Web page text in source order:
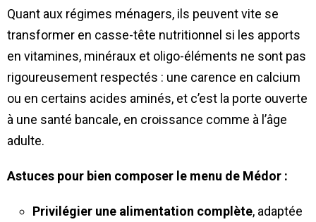
Quant aux régimes ménagers, ils peuvent vite se
transformer en casse-tête nutritionnel si les apports
en vitamines, minéraux et oligo-éléments ne sont pas
rigoureusement respectés : une carence en calcium
ou en certains acides aminés, et c’est la porte ouverte
à une santé bancale, en croissance comme à l’âge
adulte.
Astuces pour bien composer le menu de Médor :
Privilégier une alimentation complète, adaptée